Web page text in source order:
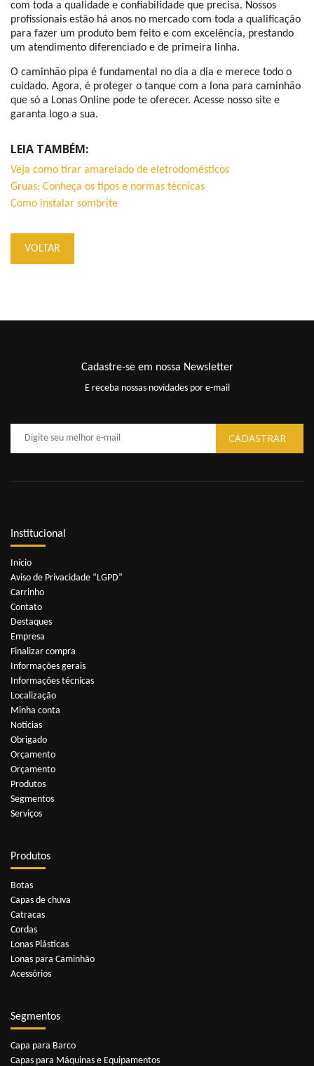
com toda a qualidade e confiabilidade que precisa. Nossos
profissionais estão há anos no mercado com toda a qualificação
para fazer um produto bem feito e com excelência, prestando
um atendimento diferenciado e de primeira linha.
O caminhão pipa é fundamental no dia a dia e merece todo o
cuidado. Agora, é proteger o tanque com a lona para caminhão
que só a Lonas Online pode te oferecer. Acesse nosso site e
garanta logo a sua.
LEIA TAMBÉM:
Veja como tirar amarelado de eletrodomésticos
Gruas: Conheça os tipos e normas técnicas
Como instalar sombrite
VOLTAR
Cadastre-se em nossa Newsletter
E receba nossas novidades por e-mail
Institucional
Início
Aviso de Privacidade “LGPD”
Carrinho
Contato
Destaques
Empresa
Finalizar compra
Informações gerais
Informações técnicas
Localização
Minha conta
Notícias
Obrigado
Orçamento
Orçamento
Produtos
Segmentos
Serviços
Produtos
Botas
Capas de chuva
Catracas
Cordas
Lonas Plásticas
Lonas para Caminhão
Acessórios
Segmentos
Capa para Barco
Capas para Máquinas e Equipamentos